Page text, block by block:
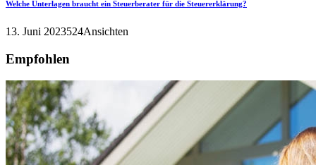
Welche Unterlagen braucht ein Steuerberater für die Steuererklärung?
13. Juni 2023524Ansichten
Empfohlen